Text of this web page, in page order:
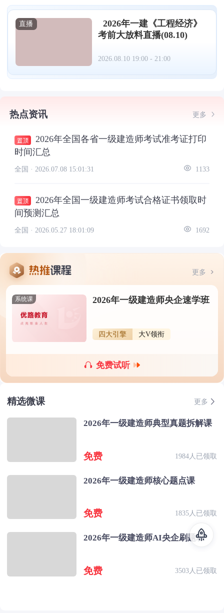
直播
2026年一建《工程经济》
考前大放料直播(08.10)
2026.08.10 19:00 - 21:00
热点资讯 更多
2026年全国各省一级建造师考试准考证打印
时间汇总
全国 · 2026.07.08 15:01:31 1133
2026年全国一级建造师考试合格证书领取时
间预测汇总
全国 · 2026.05.27 18:01:09 1692
更多
系统课 2026年一级建造师央企速学班
四大引擎 大V领衔
免费试听
精选微课 更多
2026年一级建造师典型真题拆解课
免费 1984人已领取
2026年一级建造师核心题点课
免费 1835人已领取
2026年一级建造师AI央企刷题班
免费 3503人已领取